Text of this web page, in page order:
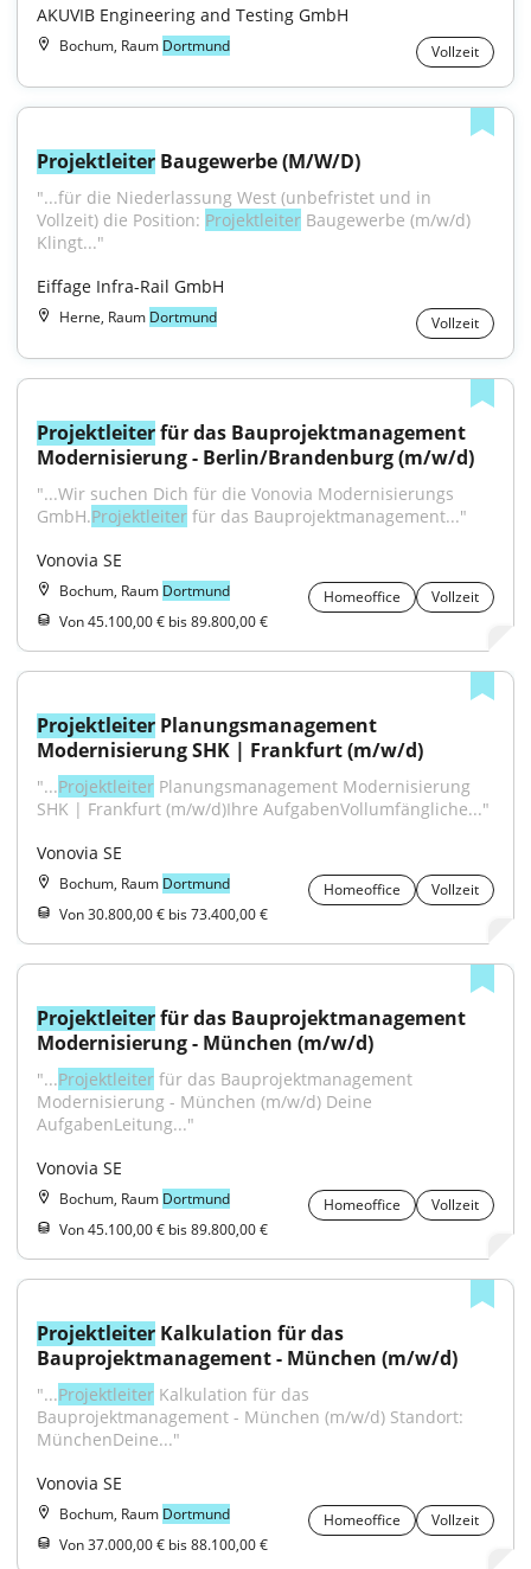
AKUVIB Engineering and Testing GmbH
Bochum, Raum Dortmund Vollzeit
Projektleiter Baugewerbe (M/W/D)
"...für die Niederlassung West (unbefristet und in
Vollzeit) die Position: Projektleiter Baugewerbe (m/w/d)
Klingt..."
Eiffage Infra-Rail GmbH
Herne, Raum Dortmund Vollzeit
Projektleiter für das Bauprojektmanagement
Modernisierung - Berlin/Brandenburg (m/w/d)
"...Wir suchen Dich für die Vonovia Modernisierungs
GmbH.Projektleiter für das Bauprojektmanagement..."
Vonovia SE
Bochum, Raum Dortmund Homeoffice
Vollzeit
Von 45.100,00 € bis 89.800,00 €
Projektleiter Planungsmanagement
Modernisierung SHK | Frankfurt (m/w/d)
"...Projektleiter Planungsmanagement Modernisierung
SHK | Frankfurt (m/w/d)Ihre AufgabenVollumfängliche..."
Vonovia SE
Bochum, Raum Dortmund Homeoffice
Vollzeit
Von 30.800,00 € bis 73.400,00 €
Projektleiter für das Bauprojektmanagement
Modernisierung - München (m/w/d)
"...Projektleiter für das Bauprojektmanagement
Modernisierung - München (m/w/d) Deine
AufgabenLeitung..."
Vonovia SE
Bochum, Raum Dortmund Homeoffice
Vollzeit
Von 45.100,00 € bis 89.800,00 €
Projektleiter Kalkulation für das
Bauprojektmanagement - München (m/w/d)
"...Projektleiter Kalkulation für das
Bauprojektmanagement - München (m/w/d) Standort:
MünchenDeine..."
Vonovia SE
Bochum, Raum Dortmund Homeoffice
Vollzeit
Von 37.000,00 € bis 88.100,00 €